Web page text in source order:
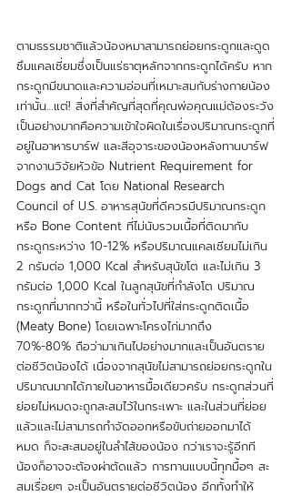
ตามธรรมชาติแล้วน้องหมาสามารถย่อยกระดูกและดูด
ซึมแคลเซี่ยมซึ่งเป็นแร่ธาตุหลักจากกระดูกได้ครับ หาก
กระดูกมีขนาดและความอ่อนที่เหมาะสมกับร่างกายน้อง
เท่านั้น…แต่! สิ่งที่สำคัญที่สุดที่คุณพ่อคุณแม่ต้องระวัง
เป็นอย่างมากคือความเข้าใจผิดในเรื่องปริมาณกระดูกที่
อยู่ในอาหารบาร์ฟ และสีอุจาระของน้องหลังทานบาร์ฟ
จากงานวิจัยหัวข้อ Nutrient Requirement for
Dogs and Cat โดย National Research
Council of U.S. อาหารสุนัขที่ดีควรมีปริมาณกระดูก
หรือ Bone Content ที่ไม่นับรวมเนื้อที่ติดมากับ
กระดูกระหว่าง 10-12% หรือปริมาณแคลเซียมไม่เกิน
2 กรัมต่อ 1,000 Kcal สำหรับสุนัขโต และไม่เกิน 3
กรัมต่อ 1,000 Kcal ในลูกสุนัขที่กำลังโต ปริมาณ
กระดูกที่มากกว่านี้ หรือในทั่วไปที่ใส่กระดูกติดเนื้อ
(Meaty Bone) โดยเฉพาะโครงไก่มากถึง
70%-80% ถือว่ามาเกินไปอย่างมากและเป็นอันตราย
ต่อชีวิตน้องได้ เนื่องจากสุนัขไม่สามารถย่อยกระดูกใน
ปริมาณมากได้ภายในอาหารมื้อเดียวครับ กระดูกส่วนที่
ย่อยไม่หมดจะถูกสะสมไว้ในกระเพาะ และในส่วนที่ย่อย
แล้วและไม่สามารถกำจัดออกหรือขับถ่ายออกมาได้
หมด ก็จะสะสมอยู่ในลำไส้ของน้อง กว่าเราจะรู้อีกที
น้องก็อาจจะต้องผ่าตัดแล้ว การทานแบบนี้ทุกมื้อๆ สะ
สมเรื่อยๆ จะเป็นอันตรายต่อชีวิตน้อง อีกทั้งทำให้